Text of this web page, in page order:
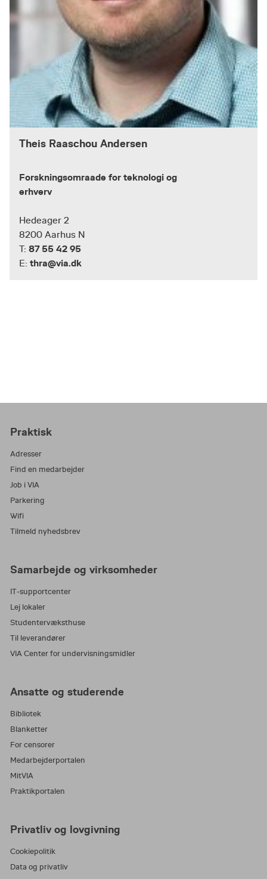
Theis Raaschou Andersen
Forskningsomraade for teknologi og
erhverv
Hedeager 2
8200 Aarhus N
T: 87 55 42 95
E: thra@via.dk
Praktisk
Adresser
Find en medarbejder
Job i VIA
Parkering
Wifi
Tilmeld nyhedsbrev
Samarbejde og virksomheder
IT-supportcenter
Lej lokaler
Studentervæksthuse
Til leverandører
VIA Center for undervisningsmidler
Ansatte og studerende
Bibliotek
Blanketter
For censorer
Medarbejderportalen
MitVIA
Praktikportalen
Privatliv og lovgivning
Cookiepolitik
Data og privatliv